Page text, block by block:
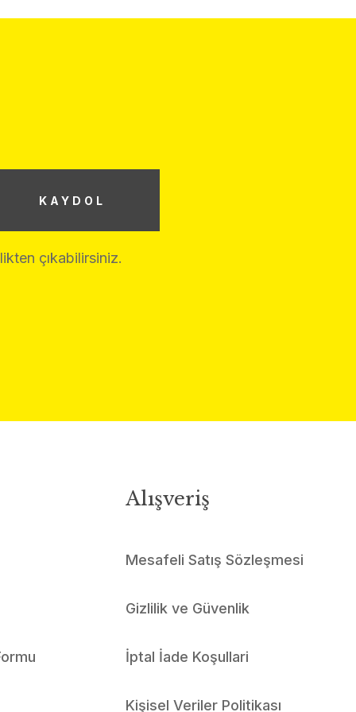
KAYDOL
çıkabilirsiniz.
Alışveriş
Mesafeli Satış Sözleşmesi
Gizlilik ve Güvenlik
İptal İade Koşullari
Kişisel Veriler Politikası